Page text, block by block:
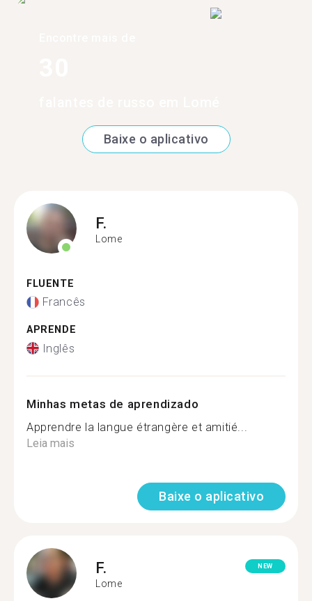
Baixe o aplicativo
F.
Lome
FLUENTE
Francês
APRENDE
Inglês
Minhas metas de aprendizado
Apprendre la langue étrangère et amitié...
Leia mais
Baixe o aplicativo
F.
Lome
NEW